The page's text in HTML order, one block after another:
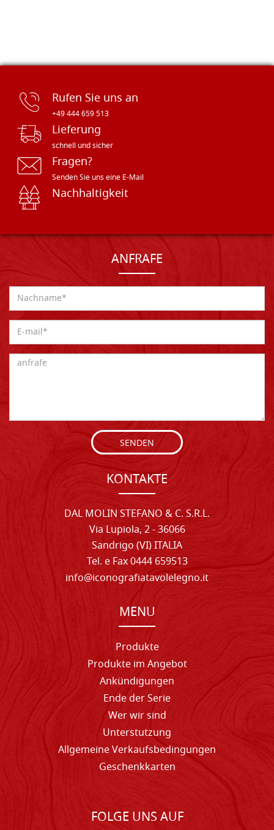
Rufen Sie uns an
+49 444 659 513
Lieferung
schnell und sicher
Fragen?
Senden Sie uns eine E-Mail
Nachhaltigkeit
ANFRAFE
SENDEN
KONTAKTE
DAL MOLIN STEFANO & C. S.R.L.
Via Lupiola, 2 - 36066
Sandrigo (VI) ITALIA
Tel. e Fax 0444 659513
info@iconografiatavolelegno.it
MENU
Produkte
Produkte im Angebot
Ankündigungen
Ende der Serie
Wer wir sind
Unterstutzung
Allgemeine Verkaufsbedingungen
Geschenkkarten
FOLGE UNS AUF